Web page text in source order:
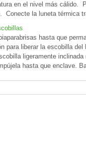
en el nivel más cálido.
Conecte la luneta térmica
hasta que
para liberar la escobilla del
ligeramente inclinada
hasta que enclave.